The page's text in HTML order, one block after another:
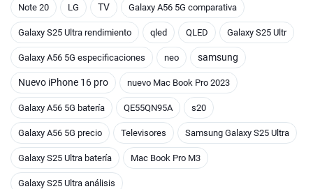
Note 20 LG TV Galaxy A56 5G comparativa
Galaxy S25 Ultra rendimiento qled QLED Galaxy S25 Ultr
Galaxy A56 5G especificaciones neo samsung
Nuevo iPhone 16 pro nuevo Mac Book Pro 2023
Galaxy A56 5G batería QE55QN95A s20
Galaxy A56 5G precio Televisores Samsung Galaxy S25 Ultra
Galaxy S25 Ultra batería Mac Book Pro M3
Galaxy S25 Ultra análisis